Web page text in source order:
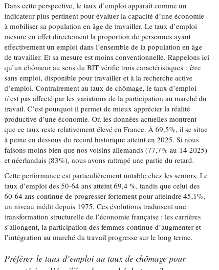
Dans cette perspective, le taux d’emploi apparaît comme un
indicateur plus pertinent pour évaluer la capacité d’une économie
à mobiliser sa population en âge de travailler. Le taux d’emploi
mesure en effet directement la proportion de personnes ayant
effectivement un emploi dans l’ensemble de la population en âge
de travailler. Et sa mesure est moins conventionnelle. Rappelons ici
qu’un chômeur au sens du BIT vérifie trois caractéristiques : être
sans emploi, disponible pour travailler et à la recherche active
d’emploi. Contrairement au taux de chômage, le taux d’emploi
n’est pas affecté par les variations de la participation au marché du
travail. C’est pourquoi il permet de mieux apprécier la réalité
productive d’une économie. Or, les données actuelles montrent
que ce taux reste relativement élevé en France. À 69,5%, il se situe
à peine en dessous du record historique atteint en 2025. Si nous
faisons moins bien que nos voisins allemands (77,7% au T4 2025)
et néerlandais (83%), nous avons rattrapé une partie du retard.
Cette performance est particulièrement notable chez les seniors. Le
taux d’emploi des 50-64 ans atteint 69,4 %, tandis que celui des
60-64 ans continue de progresser fortement pour atteindre 45,1%,
un niveau inédit depuis 1975. Ces évolutions traduisent une
transformation structurelle de l’économie française : les carrières
s’allongent, la participation des femmes continue d’augmenter et
l’intégration au marché du travail progresse sur le long terme.
Préférer le taux d’emploi au taux de chômage pour